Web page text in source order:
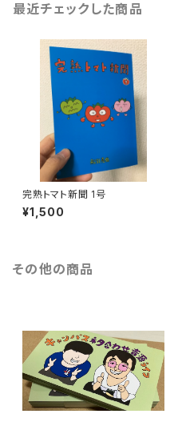
最近チェックした商品
完熟トマト新聞 1号
¥1,500
その他の商品